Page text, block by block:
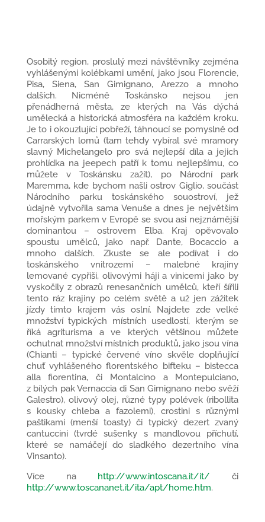
Osobitý region, proslulý mezi návštěvníky zejména
vyhlášenými kolébkami umění, jako jsou Florencie,
Pisa, Siena, San Gimignano, Arezzo a mnoho
dalších. Nicméně Toskánsko nejsou jen
přenádherná města, ze kterých na Vás dýchá
umělecká a historická atmosféra na každém kroku.
Je to i okouzlující pobřeží, táhnoucí se pomyslně od
Carrarských lomů (tam tehdy vybíral své mramory
slavný Michelangelo pro svá nejlepší díla a jejich
prohlídka na jeepech patří k tomu nejlepšímu, co
můžete v Toskánsku zažít), po Národní park
Maremma, kde bychom našli ostrov Giglio, součást
Národního parku toskánského souostroví, jež
údajně vytvořila sama Venuše a dnes je největším
mořským parkem v Evropě se svou asi nejznámější
dominantou – ostrovem Elba. Kraj opěvovalo
spoustu umělců, jako např. Dante, Bocaccio a
mnoho dalších. Zkuste se ale podívat i do
toskánského vnitrozemí – malebné krajiny
lemované cypřiši, olivovými háji a vinicemi jako by
vyskočily z obrazů renesančních umělců, kteří šířili
tento ráz krajiny po celém světě a už jen zážitek
jízdy tímto krajem vás oslní. Najdete zde velké
množství typických místních usedlostí, kterým se
říká agriturisma a ve kterých většinou můžete
ochutnat množství místních produktů, jako jsou vína
(Chianti – typické červené víno skvěle doplňující
chuť vyhlášeného florentského bifteku – bistecca
alla fiorentina, či Montalcino a Montepulciano,
z bílých pak Vernaccia di San Gimignano nebo svěží
Galestro), olivový olej, různé typy polévek (ribollita
s kousky chleba a fazolemi), crostini s různými
paštikami (menší toasty) či typický dezert zvaný
cantuccini (tvrdé sušenky s mandlovou příchutí,
které se namáčejí do sladkého dezertního vína
Vinsanto).
Více na http://www.intoscana.it/it/ či
http://www.toscananet.it/ita/apt/home.htm.